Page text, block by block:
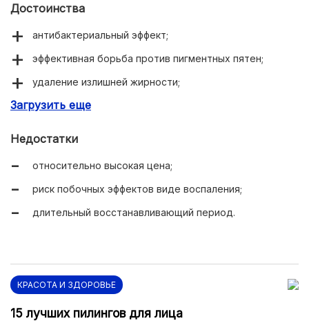
Достоинства
антибактериальный эффект;
эффективная борьба против пигментных пятен;
удаление излишней жирности;
устранение фотостарения;
Загрузить еще
Недостатки
относительно высокая цена;
риск побочных эффектов виде воспаления;
длительный восстанавливающий период.
КРАСОТА И ЗДОРОВЬЕ
15 лучших пилингов для лица